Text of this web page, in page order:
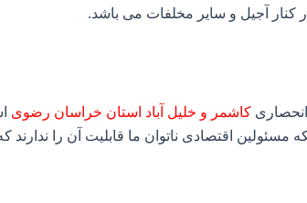
کنار آجیل و سایر مخلفات می باشد.
کاشمر و خلیل آباد استان خراسان رضوی
مسئولین اقتصادی ناتوان ما قابلیت آن را ندارند